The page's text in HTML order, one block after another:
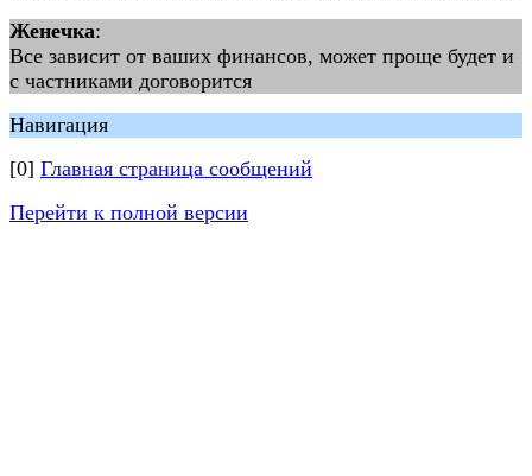
Женечка:
Все зависит от ваших финансов, может проще будет и
с частниками договорится
Навигация
[0] Главная страница сообщений
Перейти к полной версии